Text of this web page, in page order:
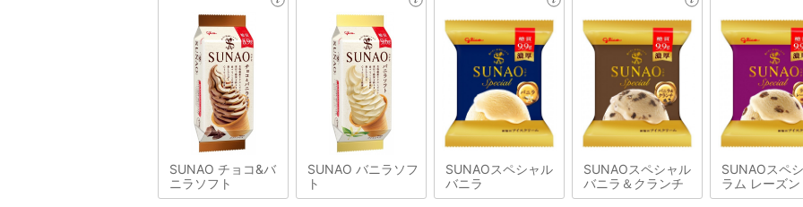
SUNAO チョコ&バ
ニラソフト
SUNAO バニラソフ
ト
SUNAOスペシャル
バニラ
SUNAOスペシャル
バニラ＆クランチ
SUNAOスペ
ラム レーズン